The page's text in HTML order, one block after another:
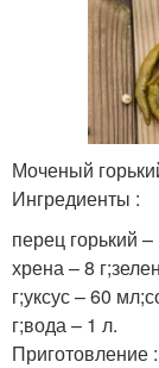
Моченый
Ингредиенты :
перец горький
хрена – 8
г;уксус – 60
г;вода – 1 л.
Приготовление :